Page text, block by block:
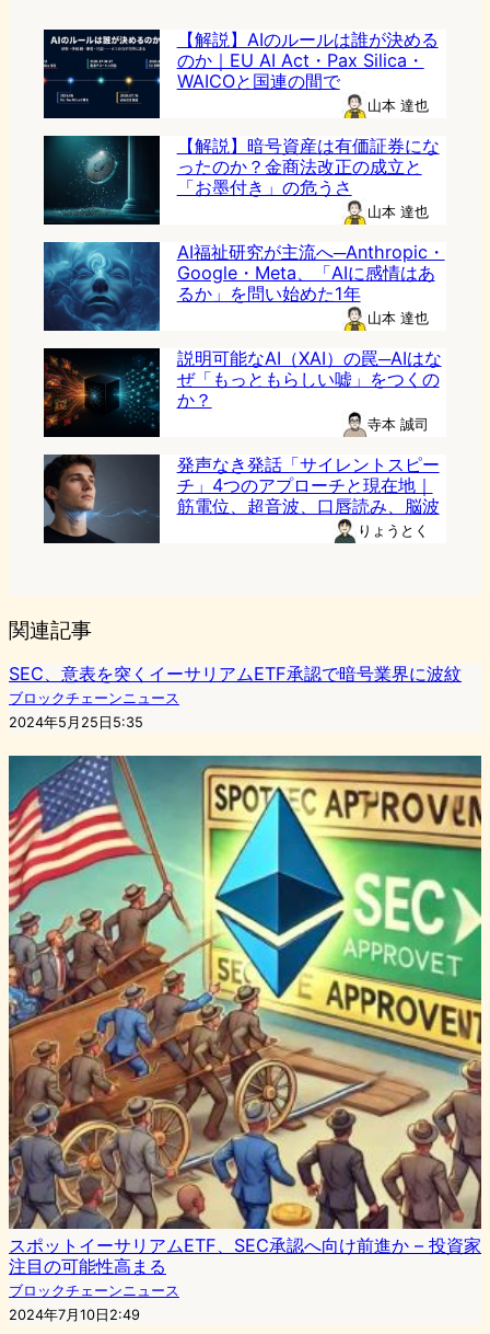
【解説】AIのルールは誰が決める
のか｜EU AI Act・Pax Silica・
WAICOと国連の間で
山本 達也
【解説】暗号資産は有価証券にな
ったのか？金商法改正の成立と
「お墨付き」の危うさ
山本 達也
AI福祉研究が主流へ─Anthropic・
Google・Meta、「AIに感情はあ
るか」を問い始めた1年
山本 達也
説明可能なAI（XAI）の罠─AIはな
ぜ「もっともらしい嘘」をつくの
か？
寺本 誠司
発声なき発話「サイレントスピー
チ」4つのアプローチと現在地｜
筋電位、超音波、口唇読み、脳波
りょうとく
関連記事
SEC、意表を突くイーサリアムETF承認で暗号業界に波紋
ブロックチェーンニュース
2024年5月25日5:35
スポットイーサリアムETF、SEC承認へ向け前進か – 投資家
注目の可能性高まる
ブロックチェーンニュース
2024年7月10日2:49